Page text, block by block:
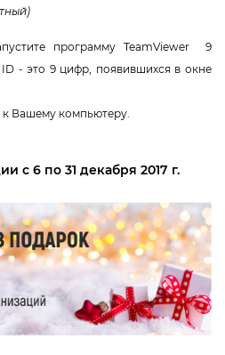
программу TeamViewer 9
- это 9 цифр, появившихся в окне
Вашему компьютеру.
с 6 по 31 декабря 2017 г.